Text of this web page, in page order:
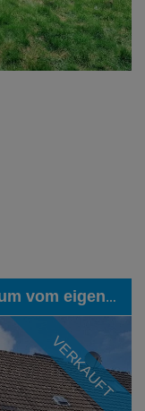
BEREITS VERKAUFT | Der Traum vom eigenen Haus mit Garten und Garage, auch für den kleinen Geldbeutel, kann hier Wirklichkeit werden
VERKAUFT